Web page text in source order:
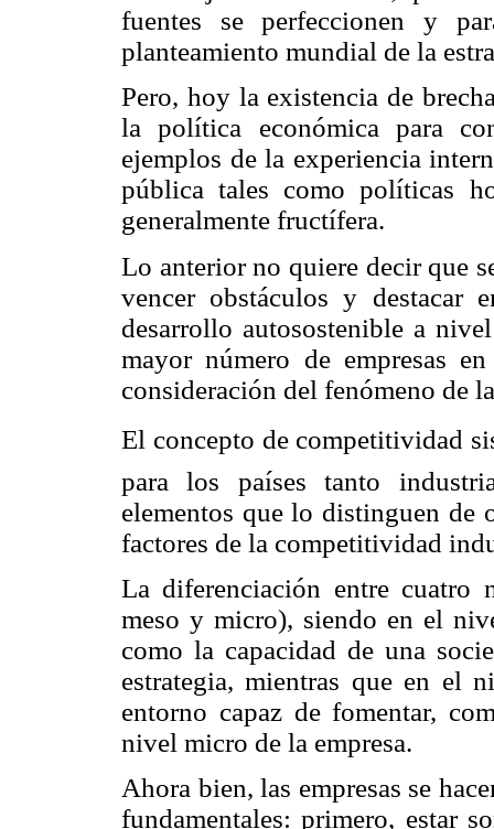
fuentes se perfeccionen y
planteamiento mundial de la
Pero, hoy la existencia de
la política económica para
ejemplos de la experiencia
pública tales como políticas
generalmente fructífera.
Lo anterior no quiere decir que
vencer obstáculos y destacar
desarrollo autosostenible a
mayor número de empresas
consideración del fenómeno de
El concepto de competitividad
para los países tanto
elementos que lo distinguen de
factores de la competitividad
La diferenciación entre cuatro
meso y micro), siendo en el
como la capacidad de una
estrategia, mientras que en el
entorno capaz de fomentar,
nivel micro de la empresa.
Ahora bien, las empresas se
fundamentales: primero, estar